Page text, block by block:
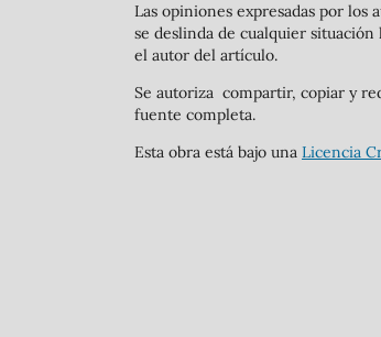
Las opiniones expresadas por
se deslinda de cualquier
el autor del artículo.
Se autoriza compartir, copiar y
fuente completa.
Esta obra está bajo una Licencia